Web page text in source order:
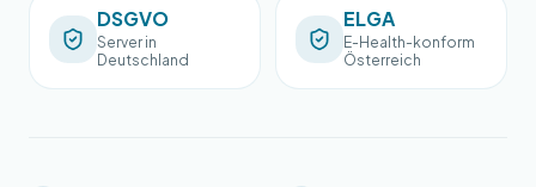
DSGVO
Server in
Deutschland
ELGA
E-Health-konform
Österreich